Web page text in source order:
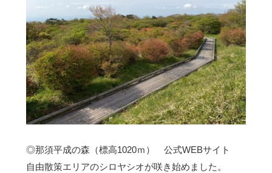
◎那須平成の森（標高1020ｍ） 公式WEBサイト
自由散策エリアのシロヤシオが咲き始めました。